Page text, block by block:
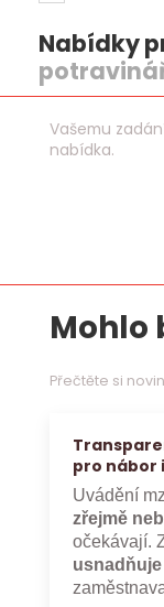
Nabídky
Vašemu
nabídka.
Mohlo
Přečtěte si
pro nábor
Uvádění
zřejmě
očekávají.